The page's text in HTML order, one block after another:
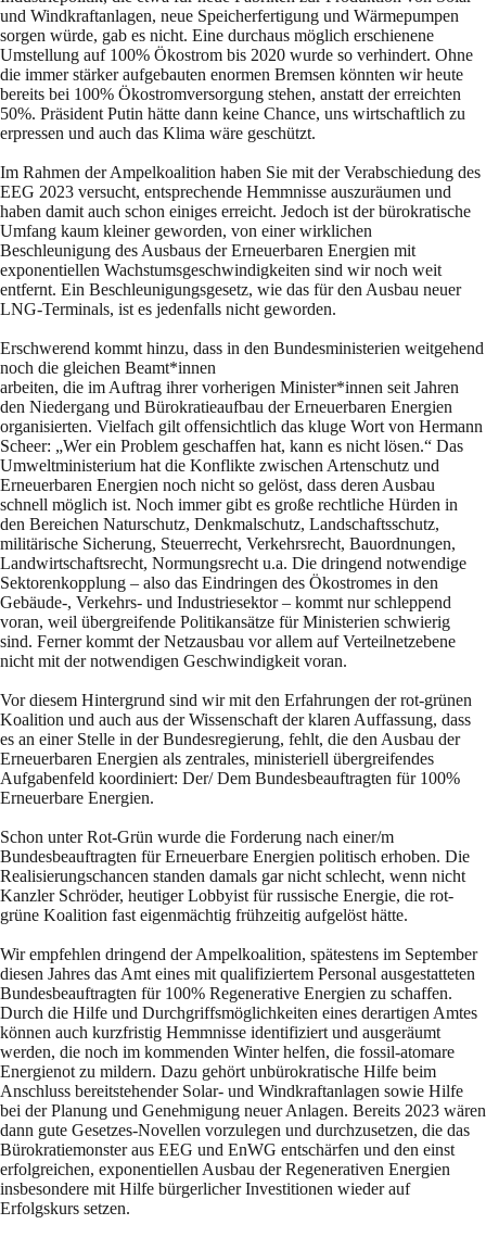
und Windkraftanlagen, neue Speicherfertigung und Wärmepumpen
sorgen würde, gab es nicht. Eine durchaus möglich erschienene
Umstellung auf 100% Ökostrom bis 2020 wurde so verhindert. Ohne
die immer stärker aufgebauten enormen Bremsen könnten wir heute
bereits bei 100% Ökostromversorgung stehen, anstatt der erreichten
50%. Präsident Putin hätte dann keine Chance, uns wirtschaftlich zu
erpressen und auch das Klima wäre geschützt.
Im Rahmen der Ampelkoalition haben Sie mit der Verabschiedung des
EEG 2023 versucht, entsprechende Hemmnisse auszuräumen und
haben damit auch schon einiges erreicht. Jedoch ist der bürokratische
Umfang kaum kleiner geworden, von einer wirklichen
Beschleunigung des Ausbaus der Erneuerbaren Energien mit
exponentiellen Wachstumsgeschwindigkeiten sind wir noch weit
entfernt. Ein Beschleunigungsgesetz, wie das für den Ausbau neuer
LNG-Terminals, ist es jedenfalls nicht geworden.
Erschwerend kommt hinzu, dass in den Bundesministerien weitgehend
noch die gleichen Beamt*innen
arbeiten, die im Auftrag ihrer vorherigen Minister*innen seit Jahren
den Niedergang und Bürokratieaufbau der Erneuerbaren Energien
organisierten. Vielfach gilt offensichtlich das kluge Wort von Hermann
Scheer: „Wer ein Problem geschaffen hat, kann es nicht lösen.“ Das
Umweltministerium hat die Konflikte zwischen Artenschutz und
Erneuerbaren Energien noch nicht so gelöst, dass deren Ausbau
schnell möglich ist. Noch immer gibt es große rechtliche Hürden in
den Bereichen Naturschutz, Denkmalschutz, Landschaftsschutz,
militärische Sicherung, Steuerrecht, Verkehrsrecht, Bauordnungen,
Landwirtschaftsrecht, Normungsrecht u.a. Die dringend notwendige
Sektorenkopplung – also das Eindringen des Ökostromes in den
Gebäude-, Verkehrs- und Industriesektor – kommt nur schleppend
voran, weil übergreifende Politikansätze für Ministerien schwierig
sind. Ferner kommt der Netzausbau vor allem auf Verteilnetzebene
nicht mit der notwendigen Geschwindigkeit voran.
Vor diesem Hintergrund sind wir mit den Erfahrungen der rot-grünen
Koalition und auch aus der Wissenschaft der klaren Auffassung, dass
es an einer Stelle in der Bundesregierung, fehlt, die den Ausbau der
Erneuerbaren Energien als zentrales, ministeriell übergreifendes
Aufgabenfeld koordiniert: Der/ Dem Bundesbeauftragten für 100%
Erneuerbare Energien.
Schon unter Rot-Grün wurde die Forderung nach einer/m
Bundesbeauftragten für Erneuerbare Energien politisch erhoben. Die
Realisierungschancen standen damals gar nicht schlecht, wenn nicht
Kanzler Schröder, heutiger Lobbyist für russische Energie, die rot-
grüne Koalition fast eigenmächtig frühzeitig aufgelöst hätte.
Wir empfehlen dringend der Ampelkoalition, spätestens im September
diesen Jahres das Amt eines mit qualifiziertem Personal ausgestatteten
Bundesbeauftragten für 100% Regenerative Energien zu schaffen.
Durch die Hilfe und Durchgriffsmöglichkeiten eines derartigen Amtes
können auch kurzfristig Hemmnisse identifiziert und ausgeräumt
werden, die noch im kommenden Winter helfen, die fossil-atomare
Energienot zu mildern. Dazu gehört unbürokratische Hilfe beim
Anschluss bereitstehender Solar- und Windkraftanlagen sowie Hilfe
bei der Planung und Genehmigung neuer Anlagen. Bereits 2023 wären
dann gute Gesetzes-Novellen vorzulegen und durchzusetzen, die das
Bürokratiemonster aus EEG und EnWG entschärfen und den einst
erfolgreichen, exponentiellen Ausbau der Regenerativen Energien
insbesondere mit Hilfe bürgerlicher Investitionen wieder auf
Erfolgskurs setzen.